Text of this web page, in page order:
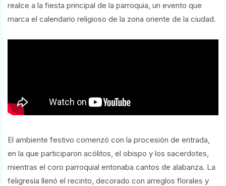
realce a la fiesta principal de la parroquia, un evento que
marca el calendario religioso de la zona oriente de la ciudad.
El ambiente festivo comenzó con la procesión de entrada,
en la que participaron acólitos, el obispo y los sacerdotes,
mientras el coro parroquial entonaba cantos de alabanza. La
feligresía llenó el recinto, decorado con arreglos florales y